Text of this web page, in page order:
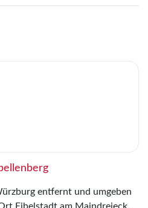
entfernt und umgeben
Eibelstadt am Maindreieck.